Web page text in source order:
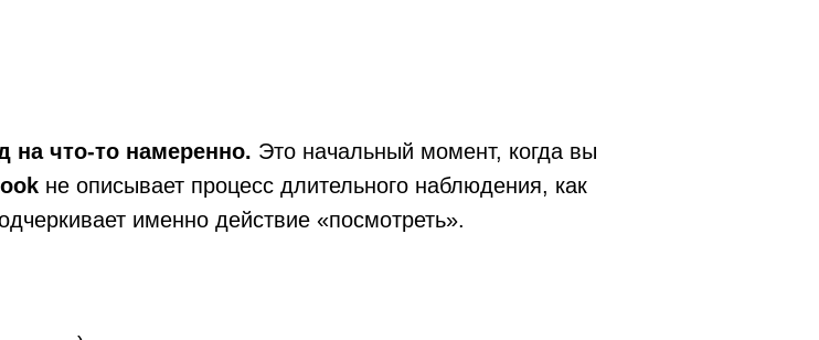
на что-то намеренно. Это начальный момент, когда вы
look не описывает процесс длительного наблюдения, как
именно действие «посмотреть».